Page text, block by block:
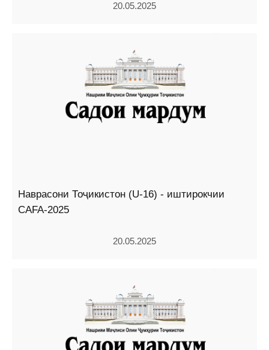
20.05.2025
Наврасони Тоҷикистон (U-16) - иштирокчии
CAFA-2025
20.05.2025